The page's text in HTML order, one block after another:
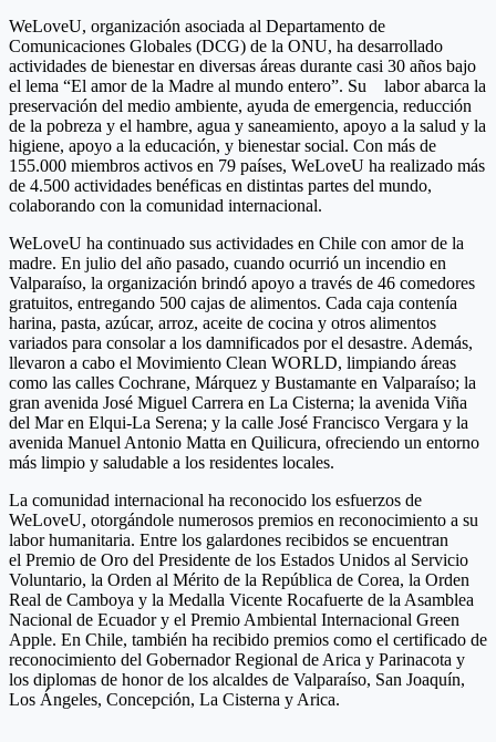
WeLoveU, organización asociada al Departamento de
Comunicaciones Globales (DCG) de la ONU, ha desarrollado
actividades de bienestar en diversas áreas durante casi 30 años bajo
el lema “El amor de la Madre al mundo entero”. Su labor abarca la
preservación del medio ambiente, ayuda de emergencia, reducción
de la pobreza y el hambre, agua y saneamiento, apoyo a la salud y la
higiene, apoyo a la educación, y bienestar social. Con más de
155.000 miembros activos en 79 países, WeLoveU ha realizado más
de 4.500 actividades benéficas en distintas partes del mundo,
colaborando con la comunidad internacional.
WeLoveU ha continuado sus actividades en Chile con amor de la
madre. En julio del año pasado, cuando ocurrió un incendio en
Valparaíso, la organización brindó apoyo a través de 46 comedores
gratuitos, entregando 500 cajas de alimentos. Cada caja contenía
harina, pasta, azúcar, arroz, aceite de cocina y otros alimentos
variados para consolar a los damnificados por el desastre. Además,
llevaron a cabo el Movimiento Clean WORLD, limpiando áreas
como las calles Cochrane, Márquez y Bustamante en Valparaíso; la
gran avenida José Miguel Carrera en La Cisterna; la avenida Viña
del Mar en Elqui-La Serena; y la calle José Francisco Vergara y la
avenida Manuel Antonio Matta en Quilicura, ofreciendo un entorno
más limpio y saludable a los residentes locales.
La comunidad internacional ha reconocido los esfuerzos de
WeLoveU, otorgándole numerosos premios en reconocimiento a su
labor humanitaria. Entre los galardones recibidos se encuentran
el Premio de Oro del Presidente de los Estados Unidos al Servicio
Voluntario, la Orden al Mérito de la República de Corea, la Orden
Real de Camboya y la Medalla Vicente Rocafuerte de la Asamblea
Nacional de Ecuador y el Premio Ambiental Internacional Green
Apple. En Chile, también ha recibido premios como el certificado de
reconocimiento del Gobernador Regional de Arica y Parinacota y
los diplomas de honor de los alcaldes de Valparaíso, San Joaquín,
Los Ángeles, Concepción, La Cisterna y Arica.